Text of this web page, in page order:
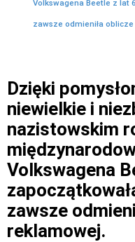
Volkswagena Beetle z lat
zawsze odmieniła
Dzięki
niewielkie i
nazistowskim
Volkswagena
zawsze
reklamowej.